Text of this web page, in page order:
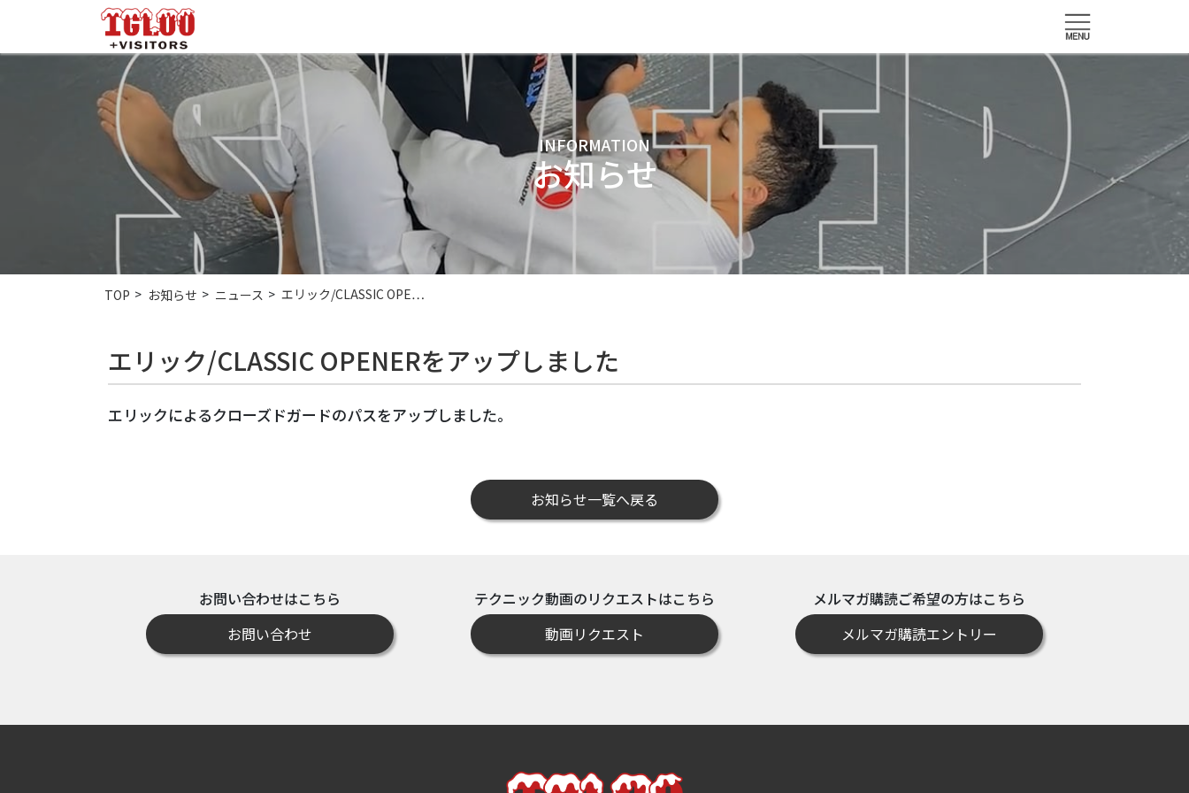
INFORMATION
お知らせ
TOP お知らせ ニュース エリック/CLASSIC OPE…
エリック/CLASSIC OPENERをアップしました
エリックによるクローズドガードのパスをアップしました。
お知らせ一覧へ戻る
お問い合わせはこちら
お問い合わせ
テクニック動画のリクエストはこちら
動画リクエスト
メルマガ購読ご希望の方はこちら
メルマガ購読エントリー